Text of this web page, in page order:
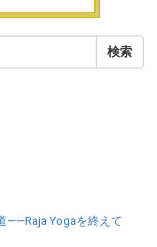
――Raja Yogaを終えて